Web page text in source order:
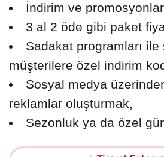
İndirim ve
3 al 2 öde gibi paket
Sadakat programları ile
müşterilere özel indirim
Sosyal medya
reklamlar oluşturmak,
Sezonluk ya da özel